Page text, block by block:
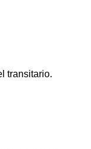
transitario.